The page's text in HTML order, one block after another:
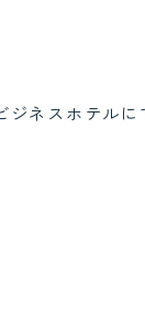
ジネスホテル